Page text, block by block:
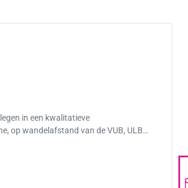
in een kwalitatieve
op wandelafstand van de VUB, ULB…